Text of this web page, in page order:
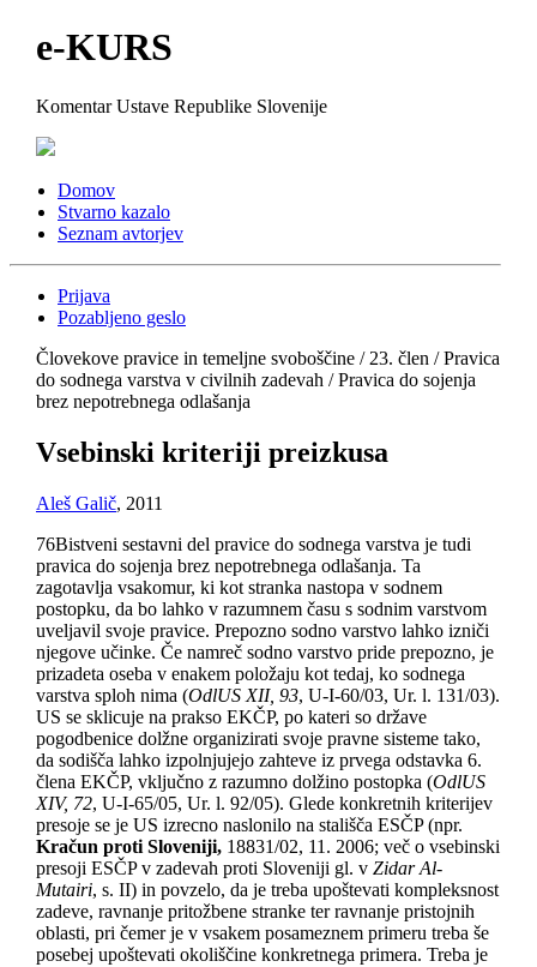
e-KURS
Komentar Ustave Republike Slovenije
Domov
Stvarno kazalo
Seznam avtorjev
Prijava
Pozabljeno geslo
Človekove pravice in temeljne svoboščine / 23. člen / Pravica
do sodnega varstva v civilnih zadevah / Pravica do sojenja
brez nepotrebnega odlašanja
Vsebinski kriteriji preizkusa
Aleš Galič, 2011
76Bistveni sestavni del pravice do sodnega varstva je tudi
pravica do sojenja brez nepotrebnega odlašanja. Ta
zagotavlja vsakomur, ki kot stranka nastopa v sodnem
postopku, da bo lahko v razumnem času s sodnim varstvom
uveljavil svoje pravice. Prepozno sodno varstvo lahko izniči
njegove učinke. Če namreč sodno varstvo pride prepozno, je
prizadeta oseba v enakem položaju kot tedaj, ko sodnega
varstva sploh nima (OdlUS XII, 93, U-I-60/03, Ur. l. 131/03).
US se sklicuje na prakso EKČP, po kateri so države
pogodbenice dolžne organizirati svoje pravne sisteme tako,
da sodišča lahko izpolnjujejo zahteve iz prvega odstavka 6.
člena EKČP, vključno z razumno dolžino postopka (OdlUS
XIV, 72, U-I-65/05, Ur. l. 92/05). Glede konkretnih kriterijev
presoje se je US izrecno naslonilo na stališča ESČP (npr.
Kračun proti Sloveniji, 18831/02, 11. 2006; več o vsebinski
presoji ESČP v zadevah proti Sloveniji gl. v Zidar Al-
Mutairi, s. II) in povzelo, da je treba upoštevati kompleksnost
zadeve, ravnanje pritožbene stranke ter ravnanje pristojnih
oblasti, pri čemer je v vsakem posameznem primeru treba še
posebej upoštevati okoliščine konkretnega primera. Treba je